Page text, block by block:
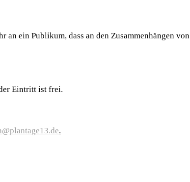
an ein Publikum, dass an den Zusammenhängen
Eintritt ist frei.
.